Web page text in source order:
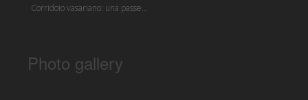
Corridoio vasariano: una passe...
Photo gallery